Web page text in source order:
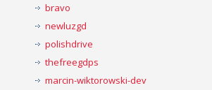
bravo
newluzgd
polishdrive
thefreegdps
marcin-wiktorowski-dev